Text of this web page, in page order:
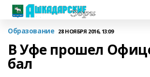
Образование 28 НОЯБРЯ 2016, 13:09
В Уфе прошел
бал